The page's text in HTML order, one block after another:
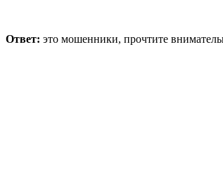
Ответ: это мошенники, прочтите